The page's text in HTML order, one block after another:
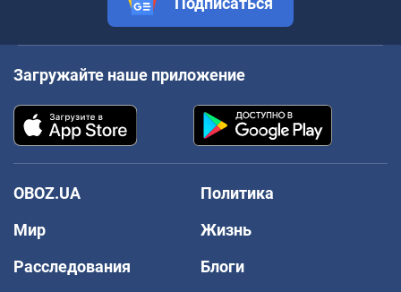
Загружайте наше приложение
OBOZ.UA
Политика
Мир
Жизнь
Расследования
Блоги